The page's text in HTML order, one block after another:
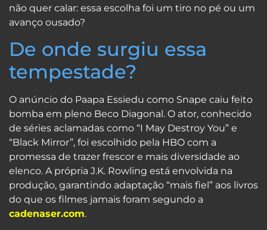
não quer calar: essa escolha foi um tiro no pé ou um
avanço ousado?
De onde surgiu essa
tempestade?
O anúncio do Paapa Essiedu como Snape caiu feito
bomba em pleno Beco Diagonal. O ator, conhecido
de séries aclamadas como “I May Destroy You” e
“Black Mirror”, foi escolhido pela HBO com a
promessa de trazer frescor e mais diversidade ao
elenco. A própria J.K. Rowling está envolvida na
produção, garantindo adaptação “mais fiel” aos livros
do que os filmes jamais foram segundo a
cadenaser.com.